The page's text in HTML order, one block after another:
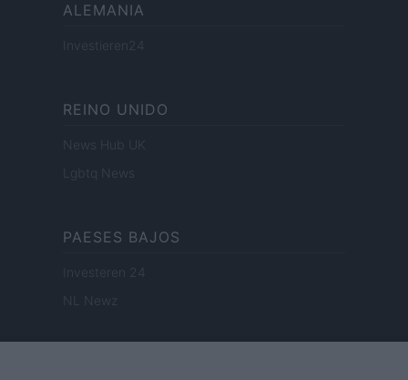
ALEMANIA
Investieren24
REINO UNIDO
News Hub UK
Lgbtq News
PAESES BAJOS
Investeren 24
NL Newz